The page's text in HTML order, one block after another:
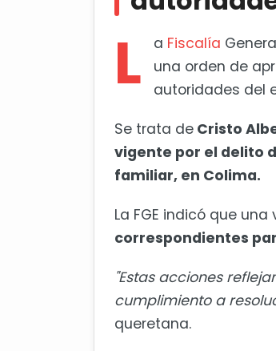
L a Fiscalía
una orden de
autoridades del
Se trata de Cristo
vigente por el delito
familiar, en Colima.
La FGE indicó que
correspondientes
"Estas acciones
cumplimiento a
queretana.